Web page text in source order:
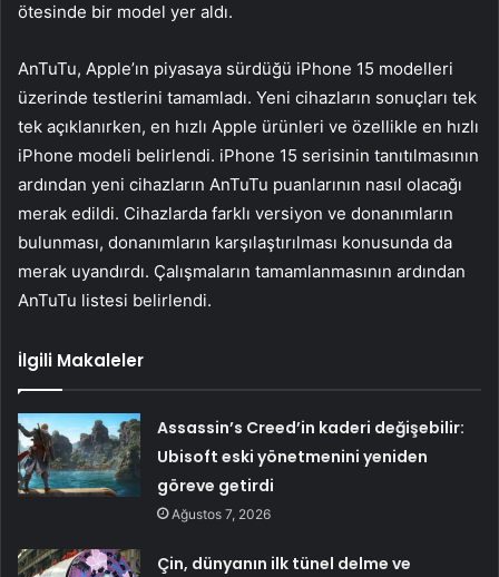
ötesinde bir model yer aldı.
AnTuTu, Apple’ın piyasaya sürdüğü iPhone 15 modelleri
üzerinde testlerini tamamladı. Yeni cihazların sonuçları tek
tek açıklanırken, en hızlı Apple ürünleri ve özellikle en hızlı
iPhone modeli belirlendi. iPhone 15 serisinin tanıtılmasının
ardından yeni cihazların AnTuTu puanlarının nasıl olacağı
merak edildi. Cihazlarda farklı versiyon ve donanımların
bulunması, donanımların karşılaştırılması konusunda da
merak uyandırdı. Çalışmaların tamamlanmasının ardından
AnTuTu listesi belirlendi.
İlgili Makaleler
Assassin’s Creed’in kaderi değişebilir:
Ubisoft eski yönetmenini yeniden
göreve getirdi
Ağustos 7, 2026
Çin, dünyanın ilk tünel delme ve